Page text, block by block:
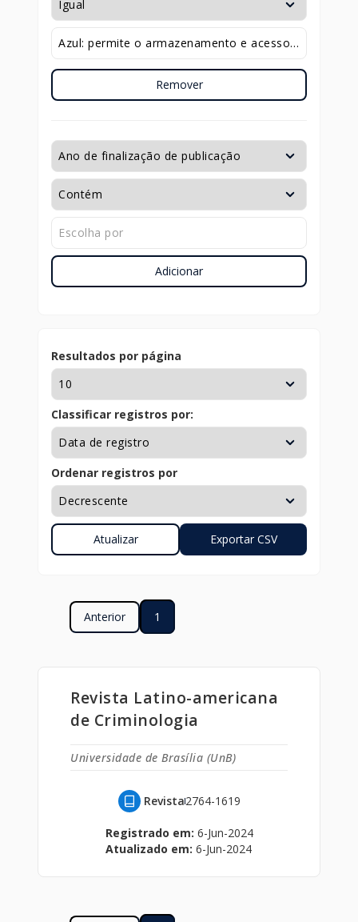
Remover
Adicionar
Resultados por página
Classificar registros por:
Ordenar registros por
Anterior 1
Revista Latino-americana
de Criminologia
Universidade de Brasília (UnB)
Revista2764-1619
Registrado em: 6-Jun-2024
Atualizado em: 6-Jun-2024